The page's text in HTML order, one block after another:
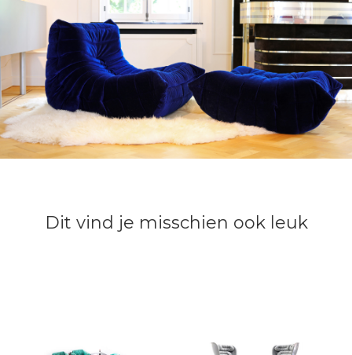
Dit vind je misschien ook leuk